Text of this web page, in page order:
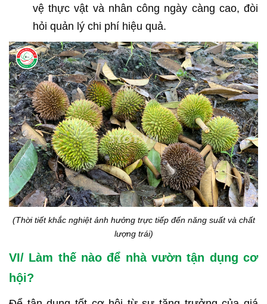
vệ thực vật và nhân công ngày càng cao, đòi
hỏi quản lý chi phí hiệu quả.
(Thời tiết khắc nghiệt ảnh hưởng trực tiếp đến năng suất và chất
lượng trái)
VI/ Làm thế nào để nhà vườn tận dụng cơ
hội?